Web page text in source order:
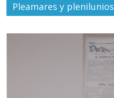
Pleamares y plenilunios